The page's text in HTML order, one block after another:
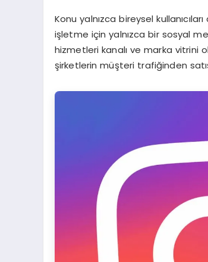
Konu yalnızca bireysel
işletme için yalnızca bir sosyal
hizmetleri kanalı ve marka vitrini
şirketlerin müşteri trafiğinden